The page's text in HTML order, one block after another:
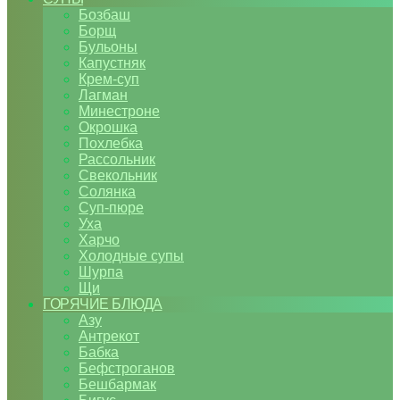
Бозбаш
Борщ
Бульоны
Капустняк
Крем-суп
Лагман
Минестроне
Окрошка
Похлебка
Рассольник
Свекольник
Солянка
Суп-пюре
Уха
Харчо
Холодные супы
Шурпа
Щи
ГОРЯЧИЕ БЛЮДА
Азу
Антрекот
Бабка
Бефстроганов
Бешбармак